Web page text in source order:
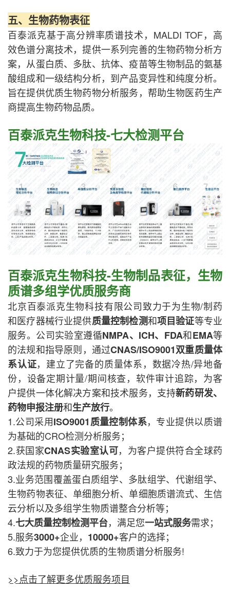
五、生物药物表征
百泰派克基于高分辨率质谱技术，MALDI TOF，高
效色谱分离技术，提供一系列完善的生物药物分析方
案，从蛋白质、多肽、抗体、疫苗等生物制品的氨基
酸组成和一级结构分析，到产品变异性和纯度分析。
旨在提供优质生物药物分析服务，帮助生物医药生产
商提高生物药物品质。
百泰派克生物科技-七大检测平台
百泰派克生物科技-生物制品表征，生物
质谱多组学优质服务商
北京百泰派克生物科技有限公司致力于为生物/制药
和医疗器械行业提供质量控制检测和项目验证等专业
服务。公司实验室遵循NMPA、ICH、FDA和EMA等
的法规和指导原则，通过CNAS/ISO9001双重质量体
系认证，建立了完备的质量体系，数据冷热/异地备
份，设备定期计量/期间核查，软件审计追踪，为客
户提供一体化解决方案和技术服务，支持新药研发、
药物申报注册和生产放行。
1.公司采用ISO9001质量控制体系，专业提供以质谱
为基础的CRO检测分析服务；
2.获国家CNAS实验室认可，为客户提供符合全球药
政法规的药物质量研究服务；
3.业务范围覆盖蛋白质组学、多肽组学、代谢组学、
生物药物表征、单细胞分析、单细胞质谱流式、生信
云分析以及多组学生物质谱整合分析等；
4.七大质量控制检测平台，满足您一站式服务需求；
5.服务3000+企业， 10000+客户的选择；
6.致力于为您提供优质的生物质谱分析服务!
>>点击了解更多优质服务项目